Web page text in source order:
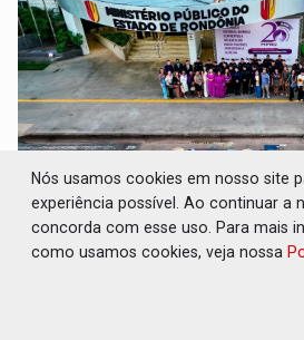
RUA DAS PENHAS: MPRO
intervenção artística pelos
Nós usamos cookies em nosso site
experiência possível. Ao continuar a
concorda com esse uso. Para mais
como usamos cookies, veja nossa